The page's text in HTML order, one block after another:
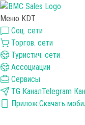
Меню KDT
Соц. сети
Торгов. сети
Туристич. сети
Ассоциации
Сервисы
TG КаналTelegram
Прилож.Скачать